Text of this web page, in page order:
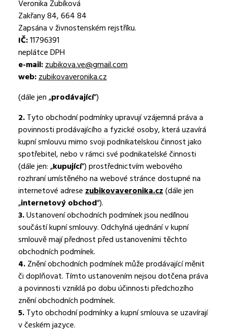
Veronika Zubíková
Zakřany 84, 664 84
Zapsána v živnostenském rejstříku.
IČ:11796391
neplátce DPH
e-mail: zubikova.ve@gmail.com
web: zubikovaveronika.cz
(dále jen „prodávající“)
2.Tyto obchodní podmínky upravují vzájemná práva a
povinnosti prodávajícího a fyzické osoby, která uzavírá
kupní smlouvu mimo svoji podnikatelskou činnost jako
spotřebitel, nebo v rámci své podnikatelské činnosti
(dále jen: „kupující“) prostřednictvím webového
rozhraní umístěného na webové stránce dostupné na
internetové adrese zubikovaveronika.cz (dále jen
„internetový obchod“).
3.Ustanovení obchodních podmínek jsou nedílnou
součástí kupní smlouvy. Odchylná ujednání v kupní
smlouvě mají přednost před ustanoveními těchto
obchodních podmínek.
4.Znění obchodních podmínek může prodávající měnit
či doplňovat. Tímto ustanovením nejsou dotčena práva
a povinnosti vzniklá po dobu účinnosti předchozího
znění obchodních podmínek.
5.Tyto obchodní podmínky a kupní smlouva se uzavírají
v českém jazyce.